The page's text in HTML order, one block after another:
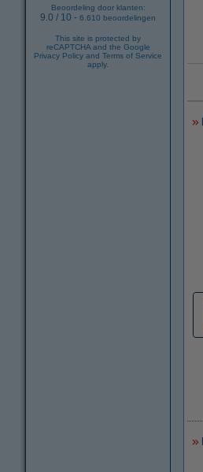
Beoordeling door klanten:
9.0 / 10 - 6.610 beoordelingen
This site is protected by
reCAPTCHA and the Google
Privacy Policy and Terms of Service
apply.